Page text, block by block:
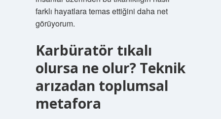
farklı hayatlara temas ettiğini daha net
görüyorum.
Karbüratör tıkalı
olursa ne olur? Teknik
arızadan toplumsal
metafora